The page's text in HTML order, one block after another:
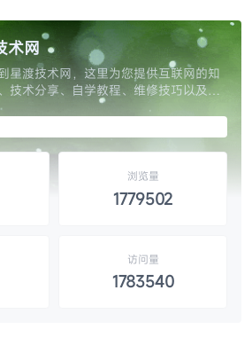
术网
星渡技术网，这里为您提供互联网的知
技术分享、自学教程、维修技巧以及网
设计素材的精选，让您开启知识的大
升效率。
浏览量
1779502
访问量
1783540